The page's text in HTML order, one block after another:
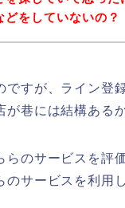
をしていないの？
すが、ライン登
巷には結構ある
のサービスを評
サービスを利用